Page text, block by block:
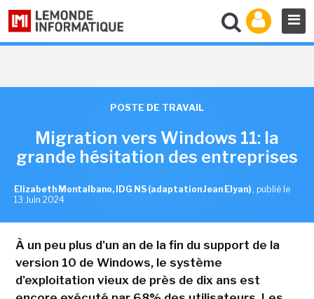
POSTE DE TRAVAIL
Migration vers Windows 11: la
grande hésitation des entreprises
Elizabeth Montalbano, IDG NS (adaptation Jean Elyan) , publié le
13 Juin 2024
À un peu plus d'un an de la fin du support de la
version 10 de Windows, le système
d'exploitation vieux de près de dix ans est